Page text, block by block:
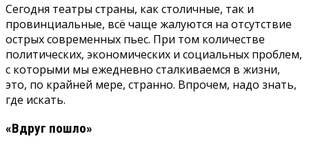
Сегодня театры страны, как столичные, так и
провинциальные, всё чаще жалуются на отсутствие
острых современных пьес. При том количестве
политических, экономических и социальных проблем,
с которыми мы ежедневно сталкиваемся в жизни,
это, по крайней мере, странно. Впрочем, надо знать,
где искать.
«Вдруг пошло»